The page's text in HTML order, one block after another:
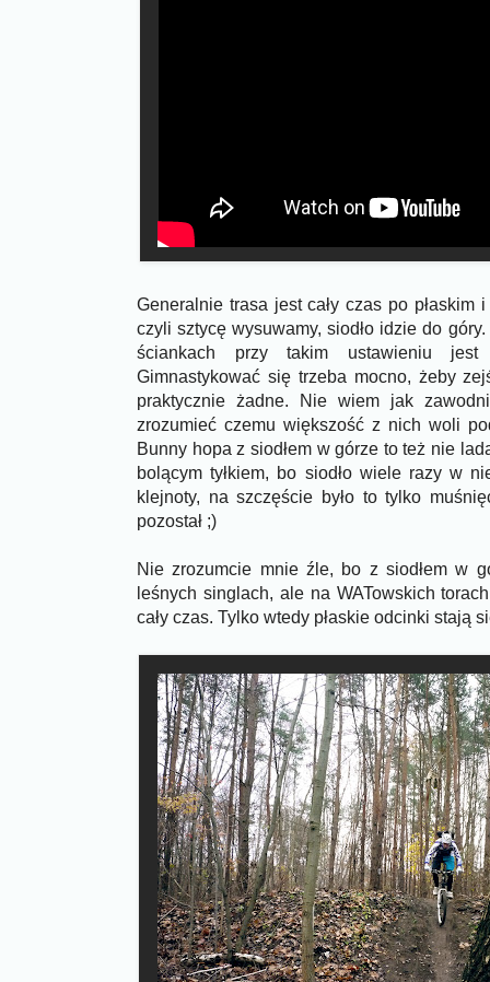
Generalnie trasa jest cały czas po płaskim
czyli sztycę wysuwamy, siodło idzie do
ściankach przy takim ustawieniu
Gimnastykować się trzeba mocno, żeby
praktycznie żadne. Nie wiem jak
zrozumieć czemu większość z nich woli
Bunny hopa z siodłem w górze to też nie
bolącym tyłkiem, bo siodło wiele razy w
klejnoty, na szczęście było to tylko
pozostał ;)
Nie zrozumcie mnie źle, bo z siodłem w
leśnych singlach, ale na WATowskich
cały czas. Tylko wtedy płaskie odcinki stają